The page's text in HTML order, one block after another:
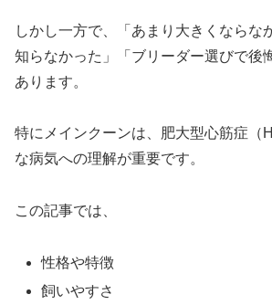
しかし一方で、「あまり大きくならな
知らなかった」「ブリーダー選びで後
あります。
特にメインクーンは、肥大型心筋症（
な病気への理解が重要です。
この記事では、
性格や特徴
飼いやすさ